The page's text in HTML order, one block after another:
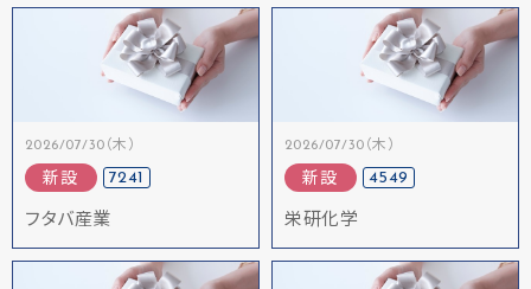
2026/07/30（木）
新設 7241
フタバ産業
2026/07/30（木）
新設 4549
栄研化学